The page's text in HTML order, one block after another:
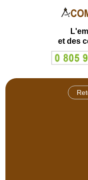
et des